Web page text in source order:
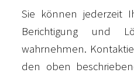
Sie können jederzeit
Berichtigung und
wahrnehmen.
den oben